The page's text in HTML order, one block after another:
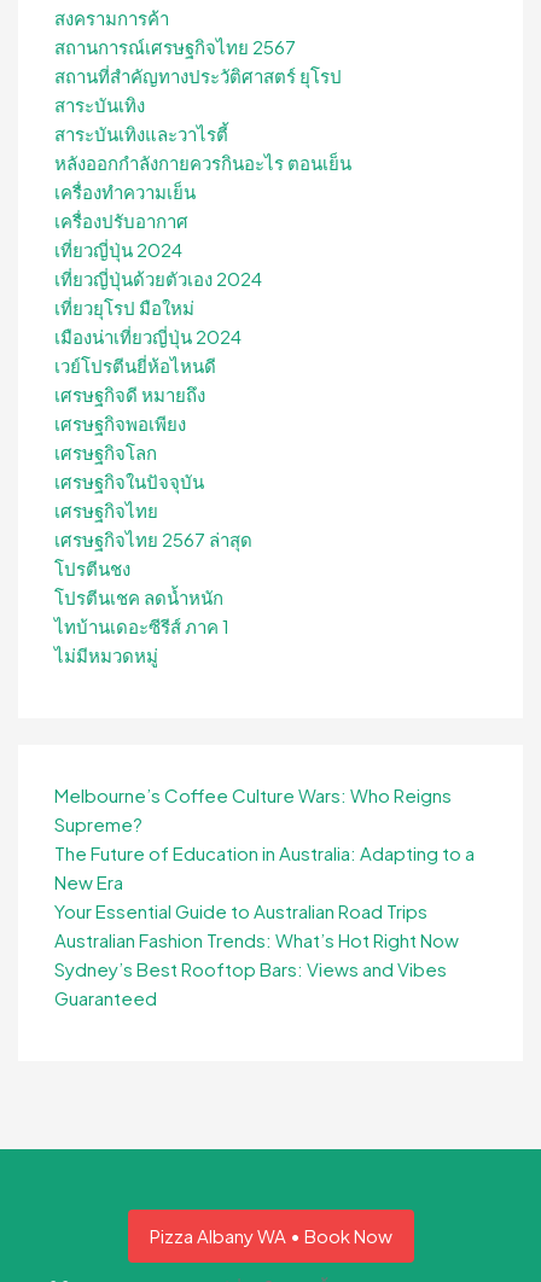
สงครามการค้า
สถานการณ์เศรษฐกิจไทย 2567
สถานที่สําคัญทางประวัติศาสตร์ ยุโรป
สาระบันเทิง
สาระบันเทิงและวาไรตี้
หลังออกกําลังกายควรกินอะไร ตอนเย็น
เครื่องทำความเย็น
เครื่องปรับอากาศ
เที่ยวญี่ปุ่น 2024
เที่ยวญี่ปุ่นด้วยตัวเอง 2024
เที่ยวยุโรป มือใหม่
เมืองน่าเที่ยวญี่ปุ่น 2024
เวย์โปรตีนยี่ห้อไหนดี
เศรษฐกิจดี หมายถึง
เศรษฐกิจพอเพียง
เศรษฐกิจโลก
เศรษฐกิจในปัจจุบัน
เศรษฐกิจไทย
เศรษฐกิจไทย 2567 ล่าสุด
โปรตีนชง
โปรตีนเชค ลดน้ำหนัก
ไทบ้านเดอะซีรีส์ ภาค 1
ไม่มีหมวดหมู่
Melbourne’s Coffee Culture Wars: Who Reigns
Supreme?
The Future of Education in Australia: Adapting to a
New Era
Your Essential Guide to Australian Road Trips
Australian Fashion Trends: What’s Hot Right Now
Sydney’s Best Rooftop Bars: Views and Vibes
Guaranteed
Pizza Albany WA • Book Now